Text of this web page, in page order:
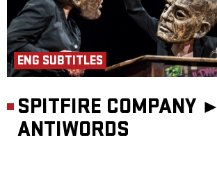
ENG SUBTITLES
SPITFIRE COMPANY ►
ANTIWORDS